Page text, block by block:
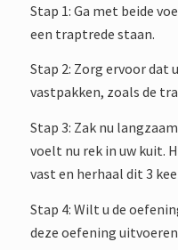
Stap 1: Ga met beide
een traptrede staan.
Stap 2: Zorg ervoor dat
vastpakken, zoals de
Stap 3: Zak nu
voelt nu rek in uw kuit.
vast en herhaal dit 3
Stap 4: Wilt u de
deze oefening